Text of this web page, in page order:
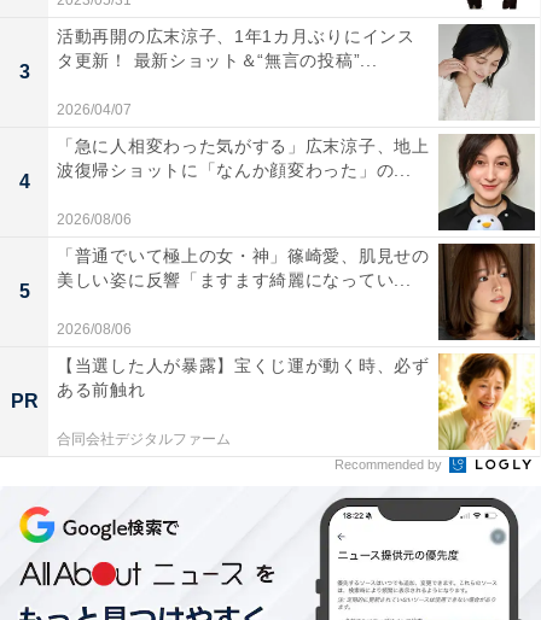
3
活動再開の広末涼子、1年1カ月ぶりにインス
タ更新！ 最新ショット＆“無言の投稿”...
2026/04/07
4
「急に人相変わった気がする」広末涼子、地上
波復帰ショットに「なんか顔変わった」の...
2026/08/06
5
「普通でいて極上の女・神」篠崎愛、肌見せの
美しい姿に反響「ますます綺麗になってい...
2026/08/06
PR
【当選した人が暴露】宝くじ運が動く時、必ず
ある前触れ
合同会社デジタルファーム
Recommended by